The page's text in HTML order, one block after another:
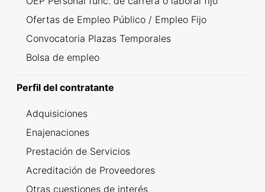
Ofertas de Empleo Público / Empleo Fijo
Convocatoria Plazas Temporales
Bolsa de empleo
Perfil del contratante
Adquisiciones
Enajenaciones
Prestación de Servicios
Acreditación de Proveedores
Otras cuestiones de interés